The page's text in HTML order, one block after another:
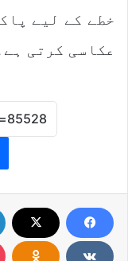
خطے کے لیے
عکاسی کرتی